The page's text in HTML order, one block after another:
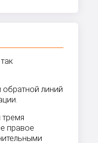
линий
правое